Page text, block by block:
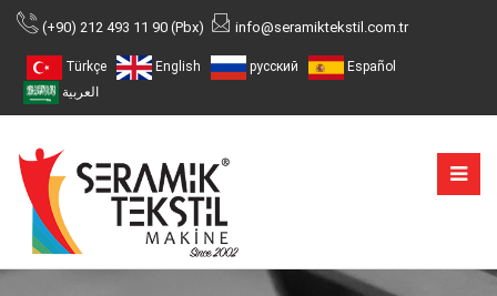
(+90) 212 493 11 90 (Pbx) info@seramiktekstil.com.tr
Türkçe English русский
Español
العربية